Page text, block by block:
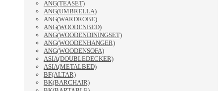
ANG(TEASET)
ANG(UMBRELLA)
ANG(WARDROBE)
ANG(WOODENBED)
ANG(WOODENDININGSET)
ANG(WOODENHANGER)
ANG(WOODENSOFA)
ASIA(DOUBLEDECKER)
ASIA(METALBED)
BF(ALTAR)
BK(BARCHAIR)